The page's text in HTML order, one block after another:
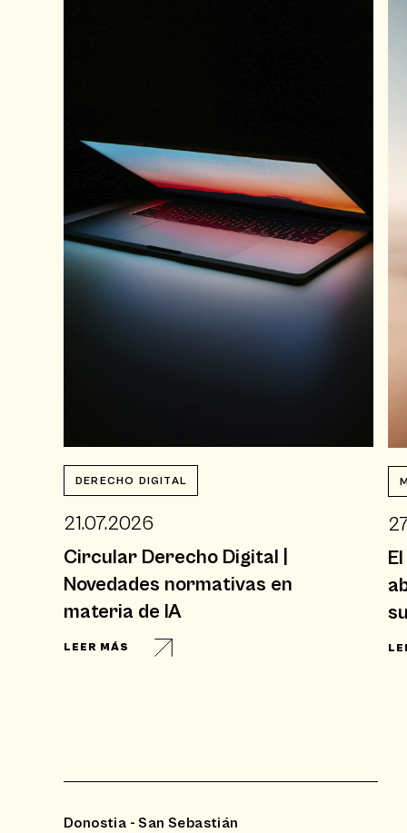
DERECHO DIGITAL
21.07.2026
Circular Derecho Digital |
Novedades normativas en
materia de IA
LEER MÁS
Donostia - San Sebastián